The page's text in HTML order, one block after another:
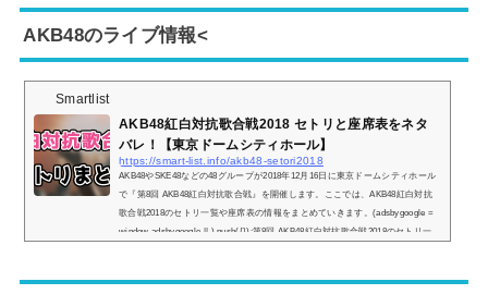
Find The Answer6.I’ll be there7.迷宮ラブソング8.La tormenta 20049.Br...
AKB48のライブ情報<
Smartlist
AKB48紅白対抗歌合戦2018 セトリと座席表をネタ
バレ！【東京ドームシティホール】
https://smart-list.info/akb48-setori2018
AKB48やSKE48などの48グループが2018年12月16日に東京ドームシティホール
で『第8回 AKB48紅白対抗歌合戦』を開催します。ここでは、AKB48紅白対抗
歌合戦2018のセトリ一覧や座席表の情報をまとめていきます。(adsbygoogle =
window.adsbygoogle || ).push({});第8回 AKB48紅白対抗歌合戦2018のセトリ一
ゃうよ (NMB48) ※白間美瑠センター7.ここがロドスだ、ここで跳べ! (ドラフト